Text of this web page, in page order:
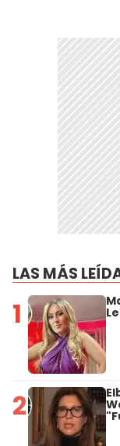
LAS MÁS
1
2